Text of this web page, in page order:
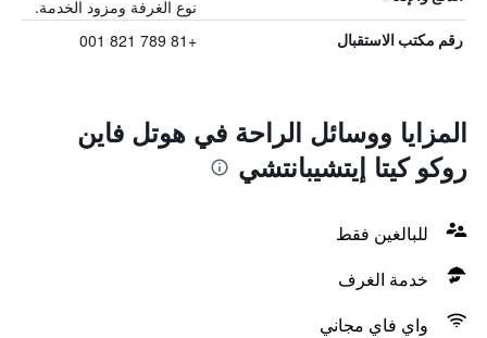
نوع الغرفة ومزود الخدمة.
رقم مكتب الاستقبال +81 789 821 001
المزايا ووسائل الراحة في هوتل فاين
روكو كيتا إيتشيبانتشي
للبالغين فقط
خدمة الغرف
واي فاي مجاني